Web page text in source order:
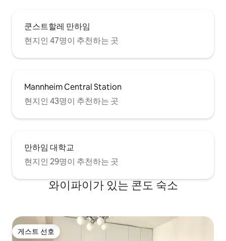
쿤스트할레 만하임
현지인 47명이 추천하는 곳
Mannheim Central Station
현지인 43명이 추천하는 곳
만하임 대학교
현지인 29명이 추천하는 곳
와이파이가 있는 콘도 숙소
게스트 선호
게스트 선호